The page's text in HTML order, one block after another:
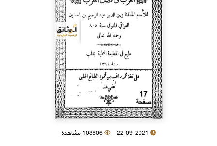
22-09-2021 103606 مشاهدة